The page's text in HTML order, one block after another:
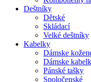
Deštníky
Dětské
Skládací
Velké deštníky
Kabelky
Dámske
Dámske
Pánské tašky
Spoločenské